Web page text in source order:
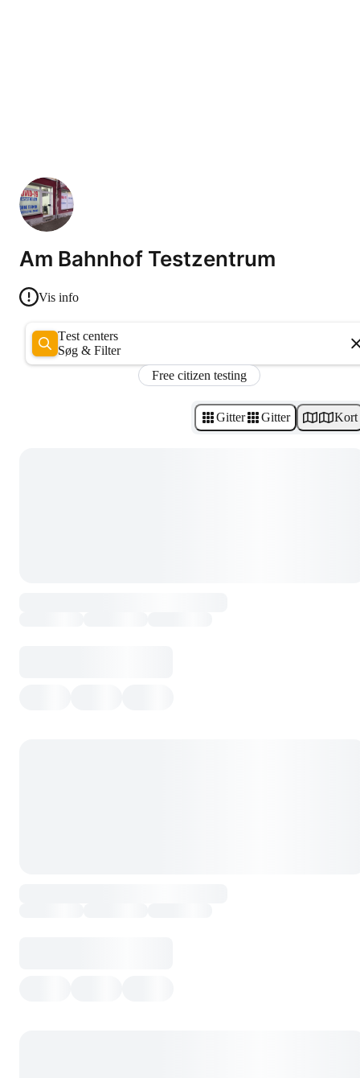
Am Bahnhof Testzentrum
Vis info
Test centers
Søg & Filter
Free citizen testing
Gitter Gitter Kort